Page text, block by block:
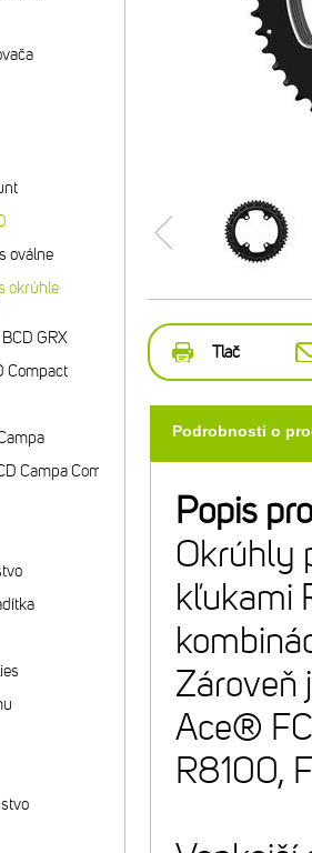
Tlač
Podrobnosti o
Popis
Okrúhly
kľukami
Zároveň
Ace®
R8100,
oválne
okrúhle
GRX
Compact
Campa Compact